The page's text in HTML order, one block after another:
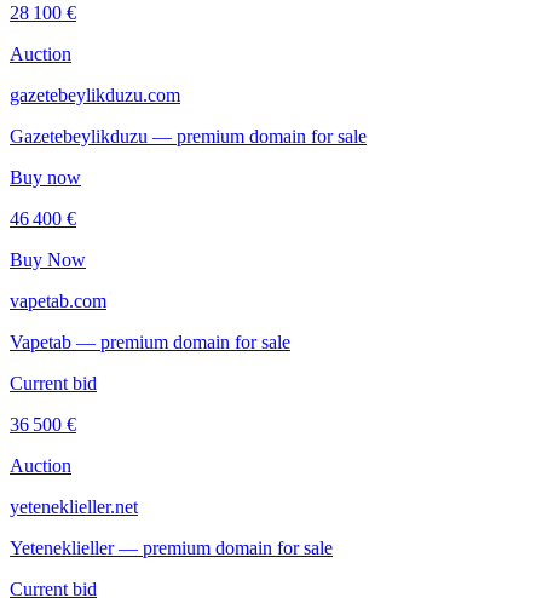
28 100 €
Auction
gazetebeylikduzu.com
Gazetebeylikduzu — premium domain for sale
Buy now
46 400 €
Buy Now
vapetab.com
Vapetab — premium domain for sale
Current bid
36 500 €
Auction
yeteneklieller.net
Yeteneklieller — premium domain for sale
Current bid